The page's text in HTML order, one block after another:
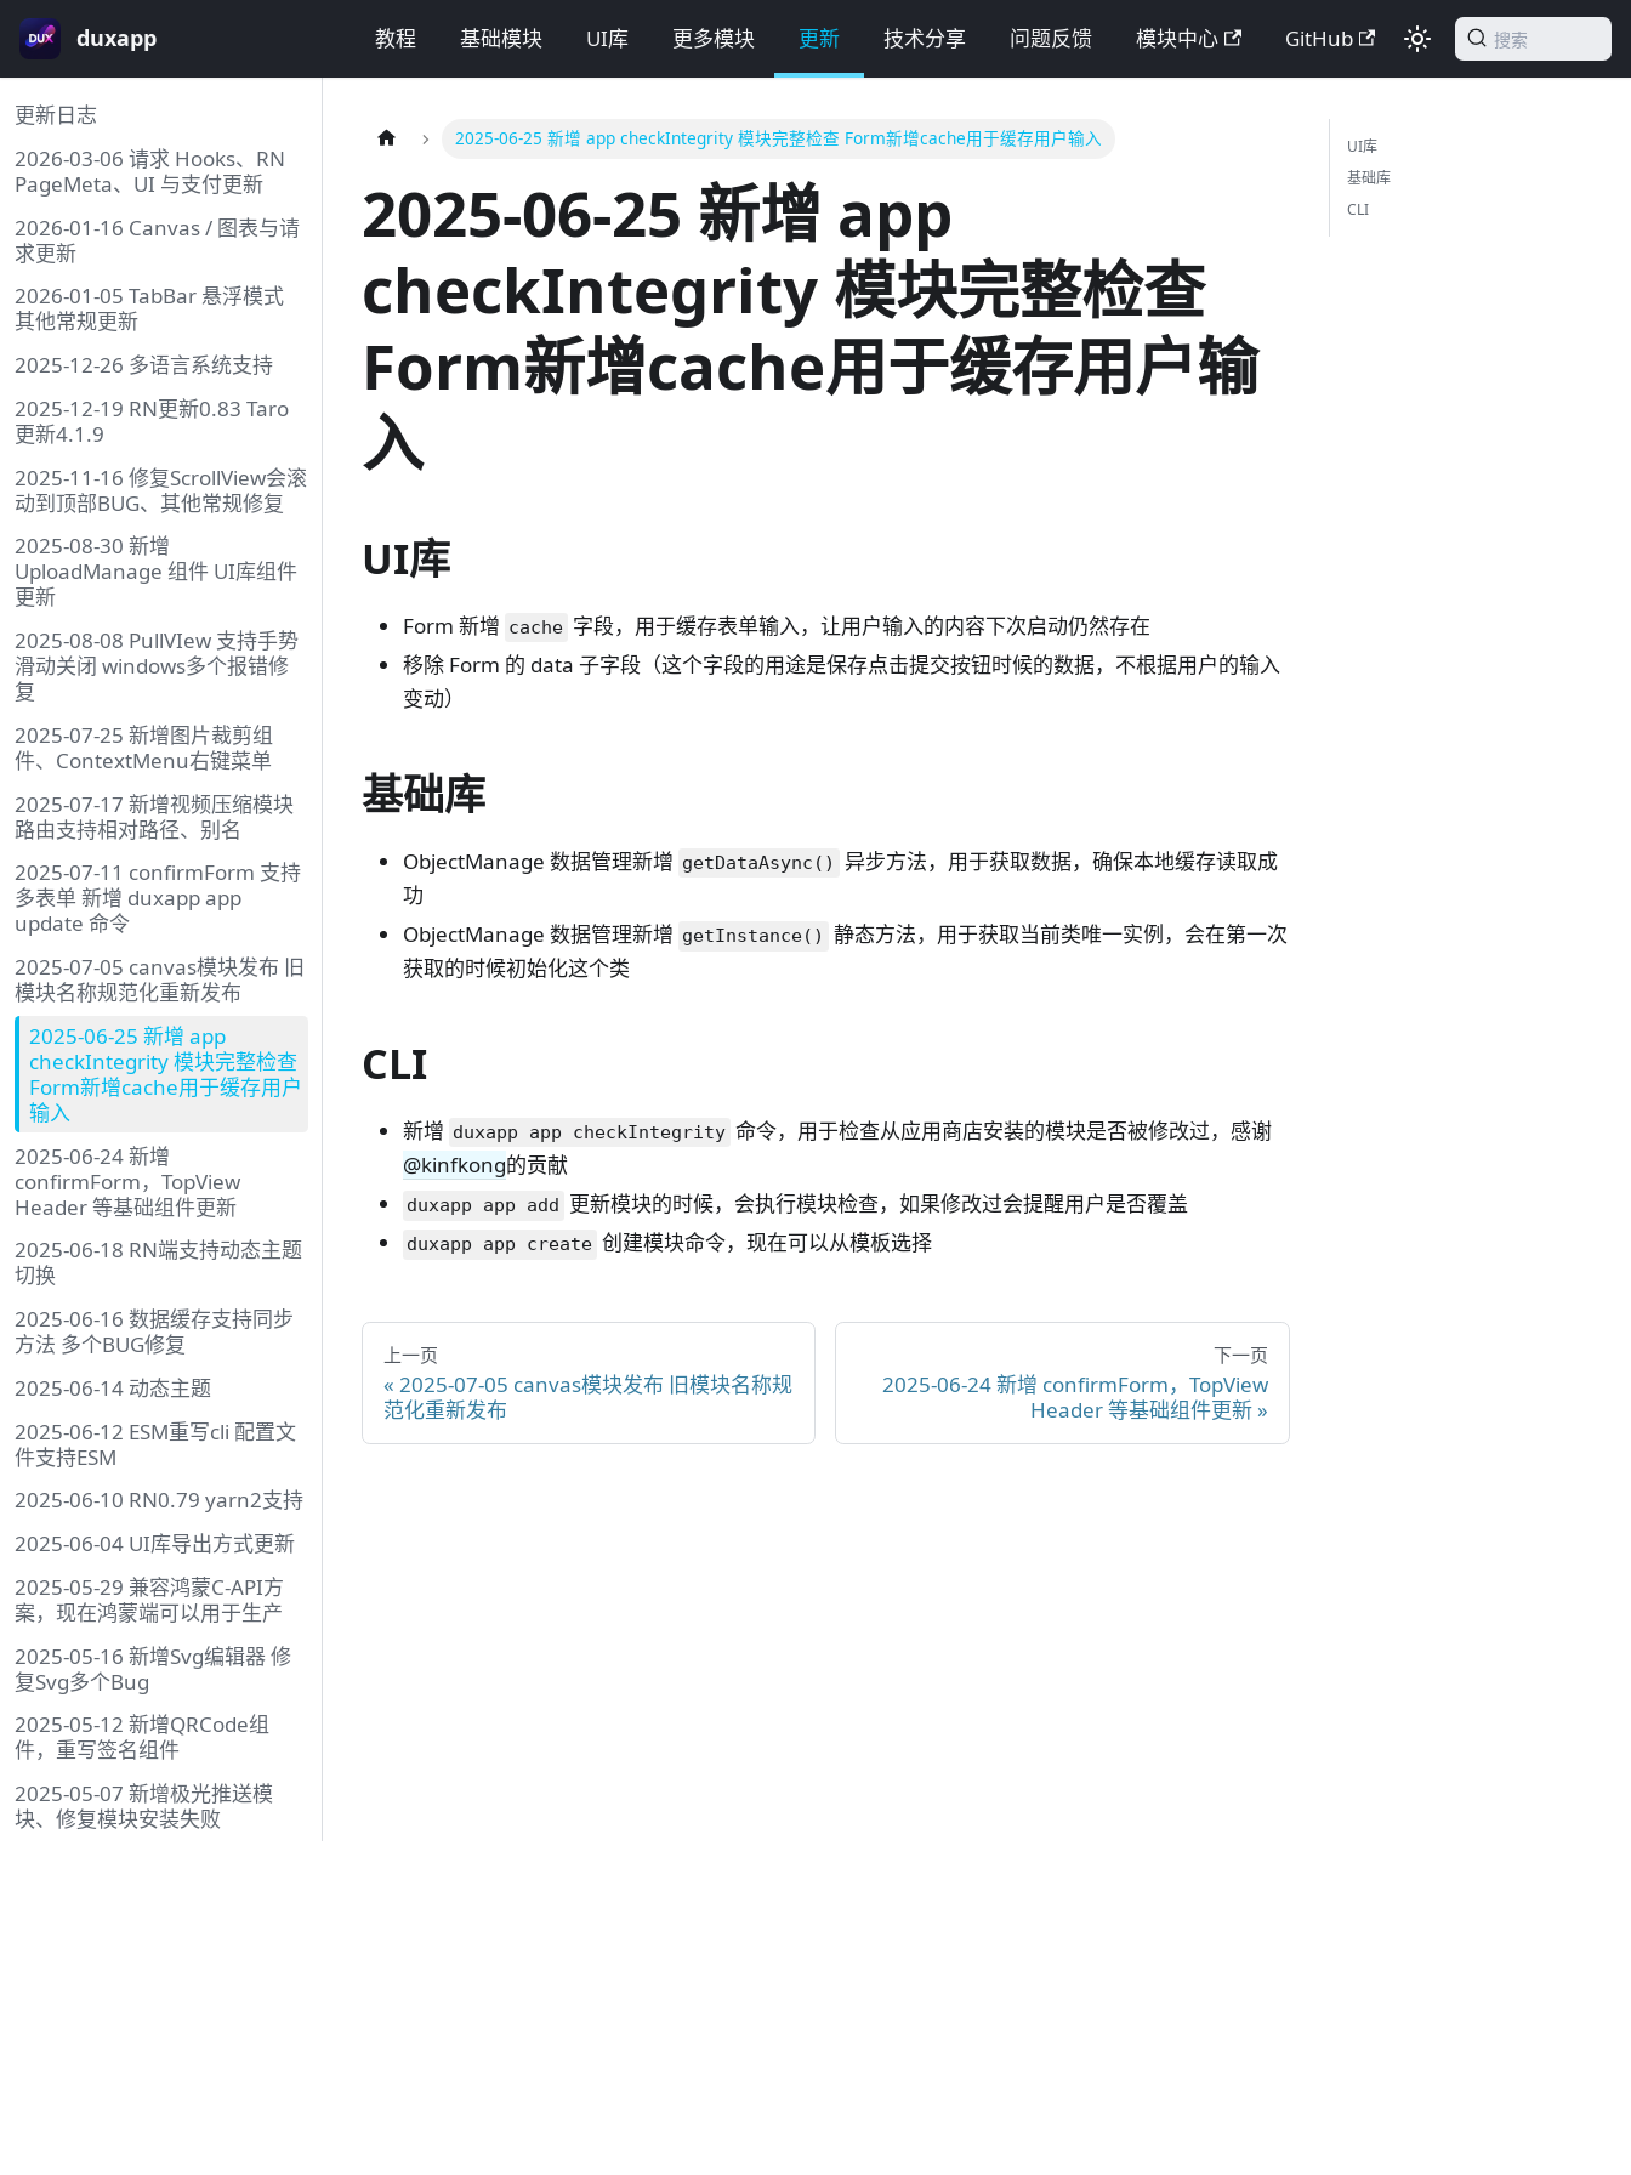
duxapp 教程 基础模块 UI库 更多模块 更新 技术分享 问题反馈 模块中心 GitHub 搜索
更新日志
2026-03-06 请求 Hooks、RN
PageMeta、UI 与支付更新
2026-01-16 Canvas / 图表与请
求更新
2026-01-05 TabBar 悬浮模式
其他常规更新
2025-12-26 多语言系统支持
2025-12-19 RN更新0.83 Taro
更新4.1.9
2025-11-16 修复ScrollView会滚
动到顶部BUG、其他常规修复
2025-08-30 新增
UploadManage 组件 UI库组件
更新
2025-08-08 PullVIew 支持手势
滑动关闭 windows多个报错修
复
2025-07-25 新增图片裁剪组
件、ContextMenu右键菜单
2025-07-17 新增视频压缩模块
路由支持相对路径、别名
2025-07-11 confirmForm 支持
多表单 新增 duxapp app
update 命令
2025-07-05 canvas模块发布 旧
模块名称规范化重新发布
2025-06-25 新增 app
checkIntegrity 模块完整检查
Form新增cache用于缓存用户
输入
2025-06-24 新增
confirmForm，TopView
Header 等基础组件更新
2025-06-18 RN端支持动态主题
切换
2025-06-16 数据缓存支持同步
方法 多个BUG修复
2025-06-14 动态主题
2025-06-12 ESM重写cli 配置文
件支持ESM
2025-06-10 RN0.79 yarn2支持
2025-06-04 UI库导出方式更新
2025-05-29 兼容鸿蒙C-API方
案，现在鸿蒙端可以用于生产
2025-05-16 新增Svg编辑器 修
复Svg多个Bug
2025-05-12 新增QRCode组
件，重写签名组件
2025-05-07 新增极光推送模
块、修复模块安装失败
2025-06-25 新增 app checkIntegrity 模块完整检查 Form新增cache用于缓存用户输入
2025-06-25 新增 app
checkIntegrity 模块完整检查
Form新增cache用于缓存用户输
入
UI库
Form 新增 cache 字段，用于缓存表单输入，让用户输入的内容下次启动仍然存在
移除 Form 的 data 子字段（这个字段的用途是保存点击提交按钮时候的数据，不根据用户的输入
变动）
基础库
ObjectManage 数据管理新增 getDataAsync()
异步方法，用于获取数据，确保本地缓存读取成
功
ObjectManage 数据管理新增 getInstance()
静态方法，用于获取当前类唯一实例，会在第一次
获取的时候初始化这个类
CLI
新增 duxapp app checkIntegrity 命令，用于检查从应用商店安装的模块是否被修改过，感谢
@kinfkong的贡献
duxapp app add 更新模块的时候，会执行模块检查，如果修改过会提醒用户是否覆盖
duxapp app create 创建模块命令，现在可以从模板选择
上一页
2025-07-05 canvas模块发布 旧模块名称规
范化重新发布
下一页
2025-06-24 新增 confirmForm，TopView
Header 等基础组件更新
UI库
基础库
CLI